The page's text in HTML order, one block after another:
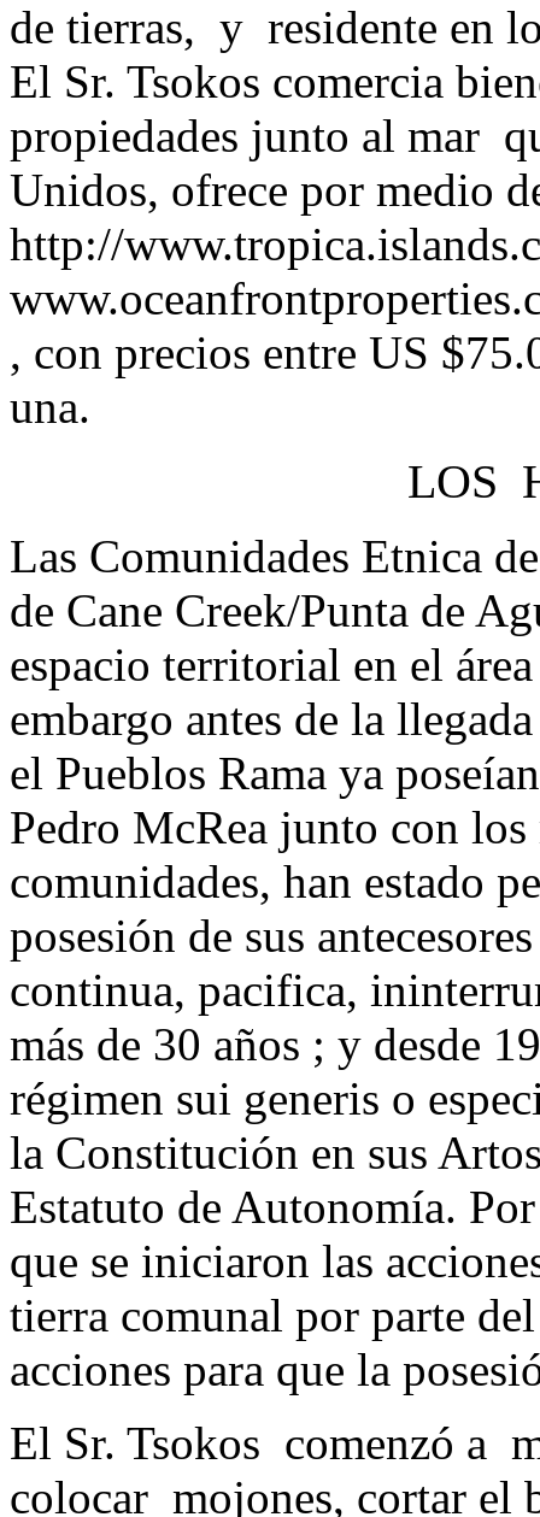
de tierras, y residente en
El Sr. Tsokos comercia
propiedades junto al mar
Unidos, ofrece por medio
http://
, con precios entre US
una.
LOS
Las Comunidades Etnica
de Cane Creek/Punta de
espacio territorial en el
embargo antes de la
el Pueblos Rama ya
Pedro McRea junto con los
comunidades, han estado
posesión de sus
continua, pacifica,
más de 30 años ; y desde
régimen sui generis o
la Constitución en sus
Estatuto de Autonomía.
que se iniciaron las
tierra comunal por parte
acciones para que la
El Sr. Tsokos comenzó a
colocar mojones, cortar el